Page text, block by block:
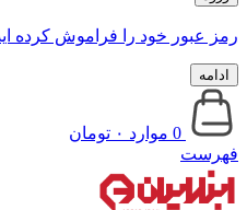
رمز عبور خود را فراموش کرده
ادامه
0 موارد ۰ تومان
فهرست